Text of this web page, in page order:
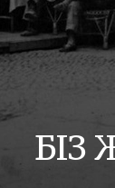
Ferrero